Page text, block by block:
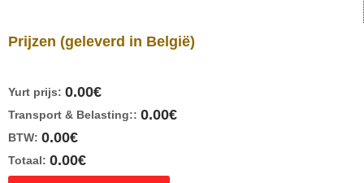
Prijzen (geleverd in België)
Yurt prijs: 0.00€
Transport & Belasting:: 0.00€
BTW: 0.00€
Totaal: 0.00€